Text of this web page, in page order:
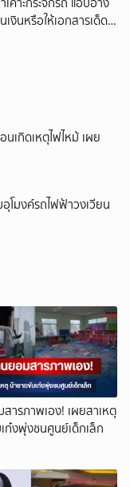
งินหรือให้เอกสารเด็ด
เกิดเหตุไฟไหม้ เผย
โมงค์รถไฟฟ้าวงเวียน
ารภาพเอง! เผยสาเหตุ
ก๋งพุ่งชนศูนย์เด็กเล็ก